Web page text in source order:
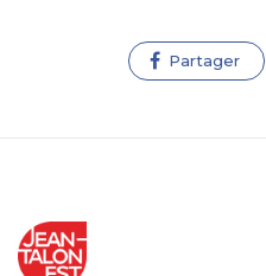
Partager